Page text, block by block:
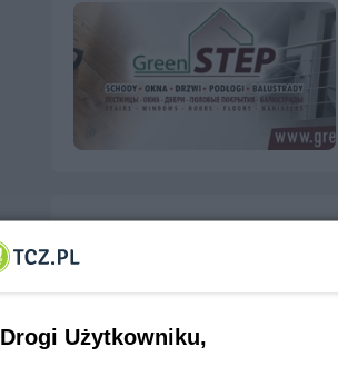
ul. Kończewice 26, 82-213 Miłoradz
Drogi Użytkowniku,